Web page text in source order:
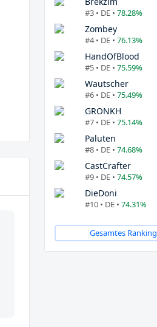
#3 • DE • 78.28%
Zombey
#4 • DE • 76.13%
HandOfBlood
#5 • DE • 75.59%
Wautscher
#6 • DE • 75.49%
GRONKH
#7 • DE • 75.14%
Paluten
#8 • DE • 74.68%
CastCrafter
#9 • DE • 74.57%
DieDoni
#10 • DE • 74.31%
Gesamtes Ranking